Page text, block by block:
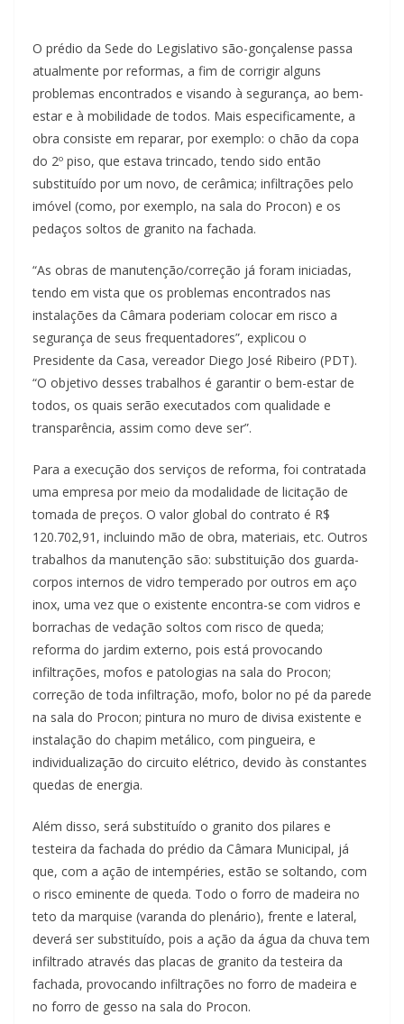
O prédio da Sede do Legislativo são-gonçalense passa
atualmente por reformas, a fim de corrigir alguns
problemas encontrados e visando à segurança, ao bem-
estar e à mobilidade de todos. Mais especificamente, a
obra consiste em reparar, por exemplo: o chão da copa
do 2º piso, que estava trincado, tendo sido então
substituído por um novo, de cerâmica; infiltrações pelo
imóvel (como, por exemplo, na sala do Procon) e os
pedaços soltos de granito na fachada.
“As obras de manutenção/correção já foram iniciadas,
tendo em vista que os problemas encontrados nas
instalações da Câmara poderiam colocar em risco a
segurança de seus frequentadores”, explicou o
Presidente da Casa, vereador Diego José Ribeiro (PDT).
“O objetivo desses trabalhos é garantir o bem-estar de
todos, os quais serão executados com qualidade e
transparência, assim como deve ser”.
Para a execução dos serviços de reforma, foi contratada
uma empresa por meio da modalidade de licitação de
tomada de preços. O valor global do contrato é R$
120.702,91, incluindo mão de obra, materiais, etc. Outros
trabalhos da manutenção são: substituição dos guarda-
corpos internos de vidro temperado por outros em aço
inox, uma vez que o existente encontra-se com vidros e
borrachas de vedação soltos com risco de queda;
reforma do jardim externo, pois está provocando
infiltrações, mofos e patologias na sala do Procon;
correção de toda infiltração, mofo, bolor no pé da parede
na sala do Procon; pintura no muro de divisa existente e
instalação do chapim metálico, com pingueira, e
individualização do circuito elétrico, devido às constantes
quedas de energia.
Além disso, será substituído o granito dos pilares e
testeira da fachada do prédio da Câmara Municipal, já
que, com a ação de intempéries, estão se soltando, com
o risco eminente de queda. Todo o forro de madeira no
teto da marquise (varanda do plenário), frente e lateral,
deverá ser substituído, pois a ação da água da chuva tem
infiltrado através das placas de granito da testeira da
fachada, provocando infiltrações no forro de madeira e
no forro de gesso na sala do Procon.